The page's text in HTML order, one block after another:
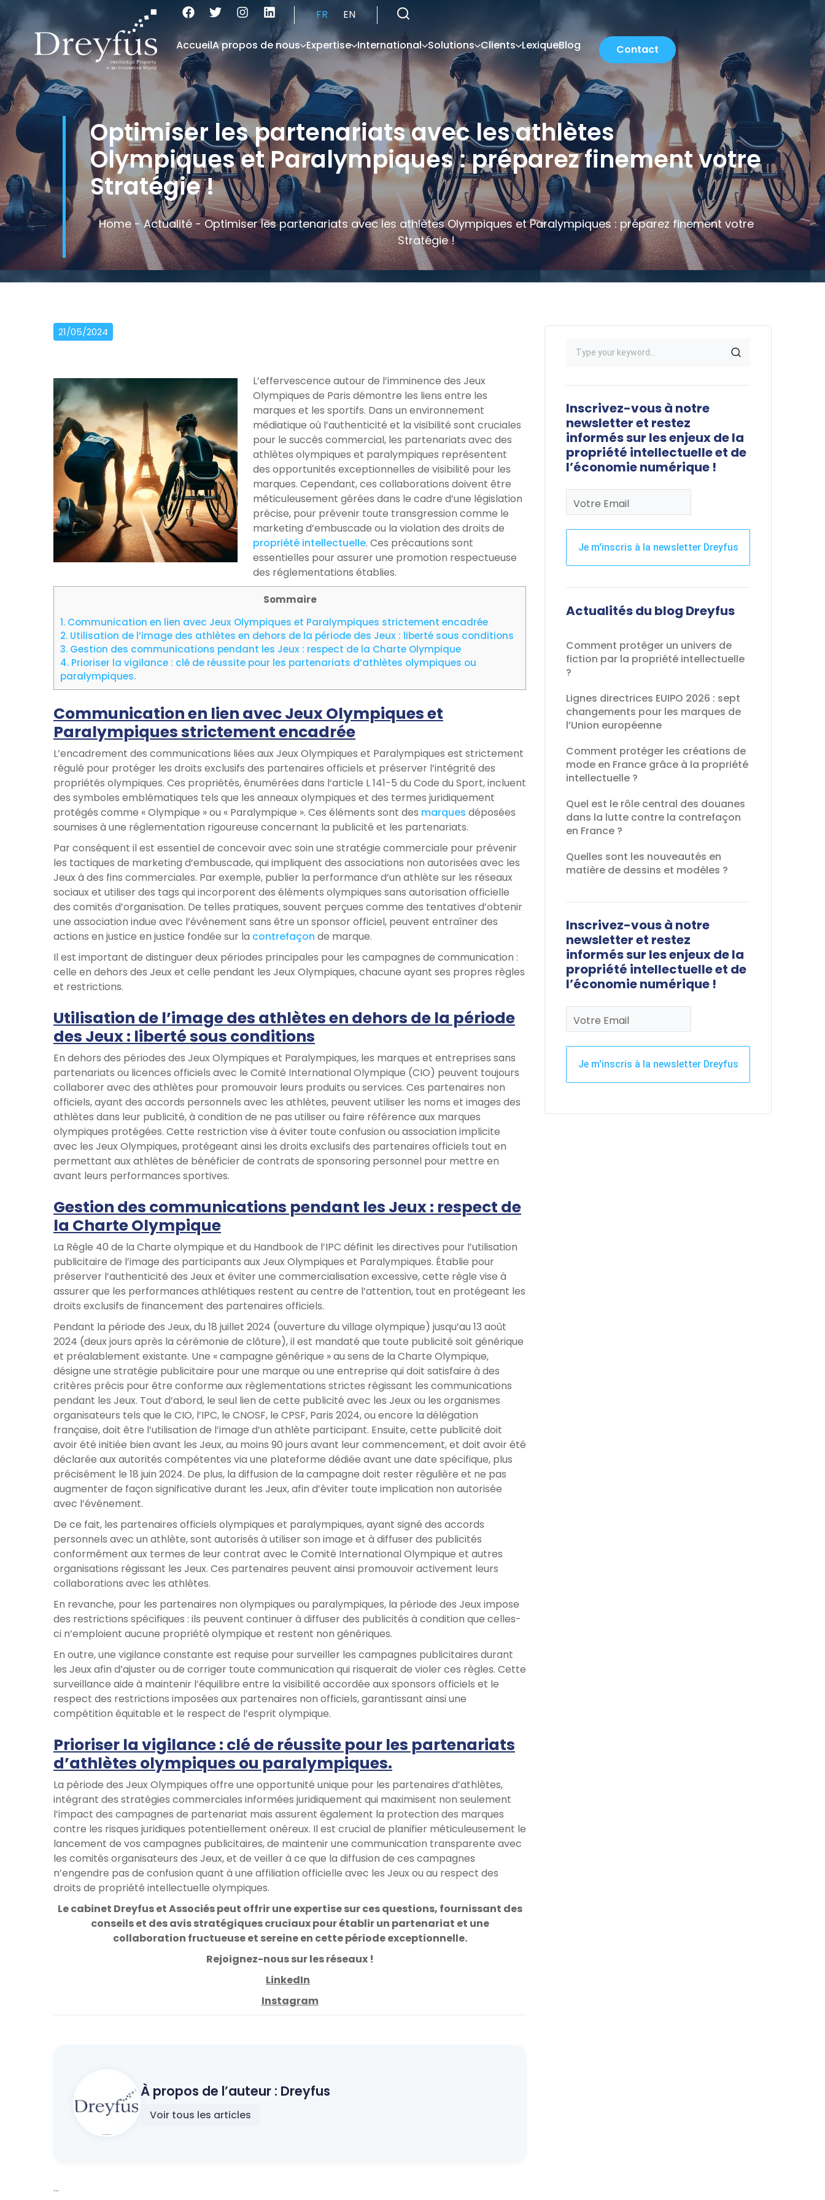
FR EN
AccueilA propos de nous Expertise International Solutions Clients LexiqueBlog Contact
Optimiser les partenariats avec les athlètes
Olympiques et Paralympiques : préparez finement votre
Stratégie !
Home-Actualité-Optimiser les partenariats avec les athlètes Olympiques et Paralympiques : préparez finement votre
Stratégie !
21/05/2024
L’effervescence autour de l’imminence des Jeux
Olympiques de Paris démontre les liens entre les
marques et les sportifs. Dans un environnement
médiatique où l’authenticité et la visibilité sont cruciales
pour le succès commercial, les partenariats avec des
athlètes olympiques et paralympiques représentent
des opportunités exceptionnelles de visibilité pour les
marques. Cependant, ces collaborations doivent être
méticuleusement gérées dans le cadre d’une législation
précise, pour prévenir toute transgression comme le
marketing d’embuscade ou la violation des droits de
propriété intellectuelle. Ces précautions sont
essentielles pour assurer une promotion respectueuse
des réglementations établies.
Sommaire
1. Communication en lien avec Jeux Olympiques et Paralympiques strictement encadrée
2. Utilisation de l’image des athlètes en dehors de la période des Jeux : liberté sous conditions
3. Gestion des communications pendant les Jeux : respect de la Charte Olympique
4. Prioriser la vigilance : clé de réussite pour les partenariats d’athlètes olympiques ou
paralympiques.
Communication en lien avec Jeux Olympiques et
Paralympiques strictement encadrée
L’encadrement des communications liées aux Jeux Olympiques et Paralympiques est strictement
régulé pour protéger les droits exclusifs des partenaires officiels et préserver l’intégrité des
propriétés olympiques. Ces propriétés, énumérées dans l’article L 141-5 du Code du Sport, incluent
des symboles emblématiques tels que les anneaux olympiques et des termes juridiquement
protégés comme « Olympique » ou « Paralympique ». Ces éléments sont des marques déposées
soumises à une réglementation rigoureuse concernant la publicité et les partenariats.
Par conséquent il est essentiel de concevoir avec soin une stratégie commerciale pour prévenir
les tactiques de marketing d’embuscade, qui impliquent des associations non autorisées avec les
Jeux à des fins commerciales. Par exemple, publier la performance d’un athlète sur les réseaux
sociaux et utiliser des tags qui incorporent des éléments olympiques sans autorisation officielle
des comités d’organisation. De telles pratiques, souvent perçues comme des tentatives d’obtenir
une association indue avec l’événement sans être un sponsor officiel, peuvent entraîner des
actions en justice en justice fondée sur la contrefaçon de marque.
Il est important de distinguer deux périodes principales pour les campagnes de communication :
celle en dehors des Jeux et celle pendant les Jeux Olympiques, chacune ayant ses propres règles
et restrictions.
Utilisation de l’image des athlètes en dehors de la période
des Jeux : liberté sous conditions
En dehors des périodes des Jeux Olympiques et Paralympiques, les marques et entreprises sans
partenariats ou licences officiels avec le Comité International Olympique (CIO) peuvent toujours
collaborer avec des athlètes pour promouvoir leurs produits ou services. Ces partenaires non
officiels, ayant des accords personnels avec les athlètes, peuvent utiliser les noms et images des
athlètes dans leur publicité, à condition de ne pas utiliser ou faire référence aux marques
olympiques protégées. Cette restriction vise à éviter toute confusion ou association implicite
avec les Jeux Olympiques, protégeant ainsi les droits exclusifs des partenaires officiels tout en
permettant aux athlètes de bénéficier de contrats de sponsoring personnel pour mettre en
avant leurs performances sportives.
Gestion des communications pendant les Jeux : respect de
la Charte Olympique
La Règle 40 de la Charte olympique et du Handbook de l’IPC définit les directives pour l’utilisation
publicitaire de l’image des participants aux Jeux Olympiques et Paralympiques. Établie pour
préserver l’authenticité des Jeux et éviter une commercialisation excessive, cette règle vise à
assurer que les performances athlétiques restent au centre de l’attention, tout en protégeant les
droits exclusifs de financement des partenaires officiels.
Pendant la période des Jeux, du 18 juillet 2024 (ouverture du village olympique) jusqu’au 13 août
2024 (deux jours après la cérémonie de clôture), il est mandaté que toute publicité soit générique
et préalablement existante. Une « campagne générique » au sens de la Charte Olympique,
désigne une stratégie publicitaire pour une marque ou une entreprise qui doit satisfaire à des
critères précis pour être conforme aux règlementations strictes régissant les communications
pendant les Jeux. Tout d’abord, le seul lien de cette publicité avec les Jeux ou les organismes
organisateurs tels que le CIO, l’IPC, le CNOSF, le CPSF, Paris 2024, ou encore la délégation
française, doit être l’utilisation de l’image d’un athlète participant. Ensuite, cette publicité doit
avoir été initiée bien avant les Jeux, au moins 90 jours avant leur commencement, et doit avoir été
déclarée aux autorités compétentes via une plateforme dédiée avant une date spécifique, plus
précisément le 18 juin 2024. De plus, la diffusion de la campagne doit rester régulière et ne pas
augmenter de façon significative durant les Jeux, afin d’éviter toute implication non autorisée
avec l’événement.
De ce fait, les partenaires officiels olympiques et paralympiques, ayant signé des accords
personnels avec un athlète, sont autorisés à utiliser son image et à diffuser des publicités
conformément aux termes de leur contrat avec le Comité International Olympique et autres
organisations régissant les Jeux. Ces partenaires peuvent ainsi promouvoir activement leurs
collaborations avec les athlètes.
En revanche, pour les partenaires non olympiques ou paralympiques, la période des Jeux impose
des restrictions spécifiques : ils peuvent continuer à diffuser des publicités à condition que celles-
ci n’emploient aucune propriété olympique et restent non génériques.
En outre, une vigilance constante est requise pour surveiller les campagnes publicitaires durant
les Jeux afin d’ajuster ou de corriger toute communication qui risquerait de violer ces règles. Cette
surveillance aide à maintenir l’équilibre entre la visibilité accordée aux sponsors officiels et le
respect des restrictions imposées aux partenaires non officiels, garantissant ainsi une
compétition équitable et le respect de l’esprit olympique.
Prioriser la vigilance : clé de réussite pour les partenariats
d’athlètes olympiques ou paralympiques.
La période des Jeux Olympiques offre une opportunité unique pour les partenaires d’athlètes,
intégrant des stratégies commerciales informées juridiquement qui maximisent non seulement
l’impact des campagnes de partenariat mais assurent également la protection des marques
contre les risques juridiques potentiellement onéreux. Il est crucial de planifier méticuleusement le
lancement de vos campagnes publicitaires, de maintenir une communication transparente avec
les comités organisateurs des Jeux, et de veiller à ce que la diffusion de ces campagnes
n’engendre pas de confusion quant à une affiliation officielle avec les Jeux ou au respect des
droits de propriété intellectuelle olympiques.
Le cabinet Dreyfus et Associés peut offrir une expertise sur ces questions, fournissant des
conseils et des avis stratégiques cruciaux pour établir un partenariat et une
collaboration fructueuse et sereine en cette période exceptionnelle.
Rejoignez-nous sur les réseaux !
LinkedIn
Instagram
À propos de l’auteur : Dreyfus
Voir tous les articles
...
Inscrivez-vous à notre
newsletter et restez
informés sur les enjeux de la
propriété intellectuelle et de
l’économie numérique !
Votre Email
Je m'inscris à la newsletter Dreyfus
champ
devrait
vide
Actualités du blog Dreyfus
Comment protéger un univers de
fiction par la propriété intellectuelle
?
Lignes directrices EUIPO 2026 : sept
changements pour les marques de
l’Union européenne
Comment protéger les créations de
mode en France grâce à la propriété
intellectuelle ?
Quel est le rôle central des douanes
dans la lutte contre la contrefaçon
en France ?
Quelles sont les nouveautés en
matière de dessins et modèles ?
Inscrivez-vous à notre
newsletter et restez
informés sur les enjeux de la
propriété intellectuelle et de
l’économie numérique !
Votre Email
Je m'inscris à la newsletter Dreyfus